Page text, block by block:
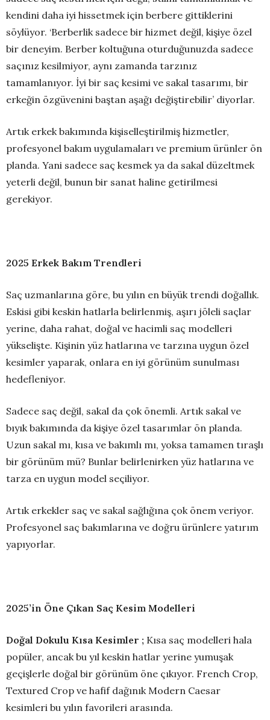
kendini daha iyi hissetmek için berbere gittiklerini
söylüyor. ‘Berberlik sadece bir hizmet değil, kişiye özel
bir deneyim. Berber koltuğuna oturduğunuzda sadece
saçınız kesilmiyor, aynı zamanda tarzınız
tamamlanıyor. İyi bir saç kesimi ve sakal tasarımı, bir
erkeğin özgüvenini baştan aşağı değiştirebilir’ diyorlar.
Artık erkek bakımında kişiselleştirilmiş hizmetler,
profesyonel bakım uygulamaları ve premium ürünler ön
planda. Yani sadece saç kesmek ya da sakal düzeltmek
yeterli değil, bunun bir sanat haline getirilmesi
gerekiyor.
2025 Erkek Bakım Trendleri
Saç uzmanlarına göre, bu yılın en büyük trendi doğallık.
Eskisi gibi keskin hatlarla belirlenmiş, aşırı jöleli saçlar
yerine, daha rahat, doğal ve hacimli saç modelleri
yükselişte. Kişinin yüz hatlarına ve tarzına uygun özel
kesimler yaparak, onlara en iyi görünüm sunulması
hedefleniyor.
Sadece saç değil, sakal da çok önemli. Artık sakal ve
bıyık bakımında da kişiye özel tasarımlar ön planda.
Uzun sakal mı, kısa ve bakımlı mı, yoksa tamamen tıraşlı
bir görünüm mü? Bunlar belirlenirken yüz hatlarına ve
tarza en uygun model seçiliyor.
Artık erkekler saç ve sakal sağlığına çok önem veriyor.
Profesyonel saç bakımlarına ve doğru ürünlere yatırım
yapıyorlar.
2025’in Öne Çıkan Saç Kesim Modelleri
Doğal Dokulu Kısa Kesimler ; Kısa saç modelleri hala
popüler, ancak bu yıl keskin hatlar yerine yumuşak
geçişlerle doğal bir görünüm öne çıkıyor. French Crop,
Textured Crop ve hafif dağınık Modern Caesar
kesimleri bu yılın favorileri arasında.